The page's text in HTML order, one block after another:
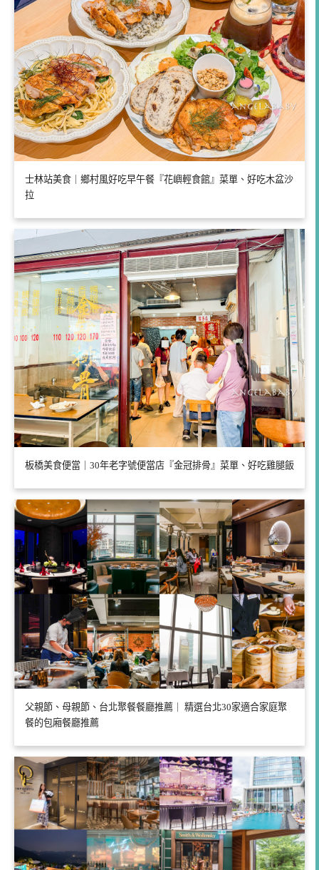
士林站美食｜鄉村風好吃早午餐『花嶼輕食館』菜單、好吃木盆沙
拉
板橋美食便當｜30年老字號便當店『金冠排骨』菜單、好吃雞腿飯
父親節、母親節、台北聚餐餐廳推薦｜ 精選台北30家適合家庭聚
餐的包廂餐廳推薦